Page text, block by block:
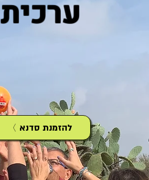
ערכית
להזמנת סדנא